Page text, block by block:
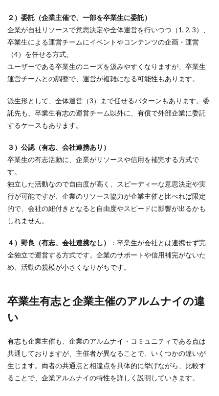
２）委託（企業主催で、一部を卒業生に委託）
企業が自社リソースで意思決定や全体運営を行いつつ（1, 2, 3）、
卒業生による運営チームにイベントやコンテンツの企画・運営
（4）を任せる方式。
ユーザーである卒業生のニーズを汲みやすくなりますが、卒業生
運営チームとの調整で、運営が複雑になる可能性もあります。
派生形として、全体運営（3）まで任せるパターンもあります。委
託先も、卒業生有志の運営チーム以外に、有償で外部企業に委託
するケースもあります。
３）公認（有志、会社連携あり）
卒業生の有志活動に、企業がリソースや信用を補完する方式で
す。
独立した活動なので自由度が高く、スピーディーな意思決定や実
行が可能ですが、企業のリソース協力が企業主催と比べれば限定
的で、会社の紐付きとなると自由度やスピードに影響が出るかも
しれません。
４）野良（有志、会社連携なし）
：卒業生が会社とは連携せず完
全独立で運営する方式です。企業のサポートや信用補完がないた
め、活動の規模が小さくなりがちです。
卒業生有志と企業主催のアルムナイの違
い
有志も企業主催も、企業のアルムナイ・コミュニティである点は
共通しておりますが、主催者が異なることで、いくつかの違いが
生じます。両者の共通点と相違点を具体的に挙げながら、比較す
ることで、企業アルムナイの特性を詳しく説明していきます。